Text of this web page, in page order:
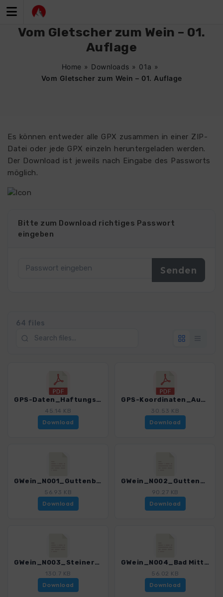
Inhalt
Vom Gletscher zum Wein – 01.
Auflage
Home » Downloads » 01a »
Vom Gletscher zum Wein – 01. Auflage
Es können entweder alle GPX zusammen in einer ZIP-
Datei oder jede GPX einzeln heruntergeladen werden.
Der Download ist jeweils nach Eingabe des Passworts
möglich.
Bitte zum Download richtiges Passwort
eingeben
64 files
GPS-Daten_Haftungsausschluss-Nutzungsbedingungen_WF_VomGletscherzumWein_4550_1.pdf
45.14 KB
Download
GPS-Koordinaten_Ausgangspunkte_WF_VomGletscherzumWein_4550_1.pdf
30.53 KB
Download
GWein_N001_Guttenberghaus_4550_1.gpx
56.93 KB
Download
GWein_N002_Guttenberghaus - Steinerhaus_4550_1.gpx
90.27 KB
Download
GWein_N003_Steinerhaus - Bad Mitterndorf_4550_1.gpx
130.7 KB
Download
GWein_N004_Bad Mitterndorf - Tauplitzalm_4550_1.gpx
56.02 KB
Download